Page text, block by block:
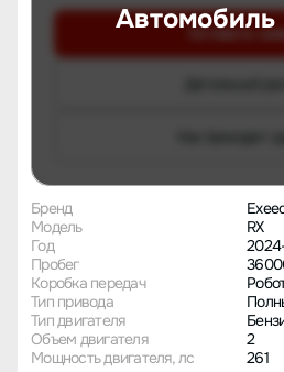
Автомобиль
Оставить
Бренд
Модель
RX
Год
Пробег
Коробка передач
Тип привода
Тип двигателя
Объем двигателя
2
Мощность двигателя, лс
261